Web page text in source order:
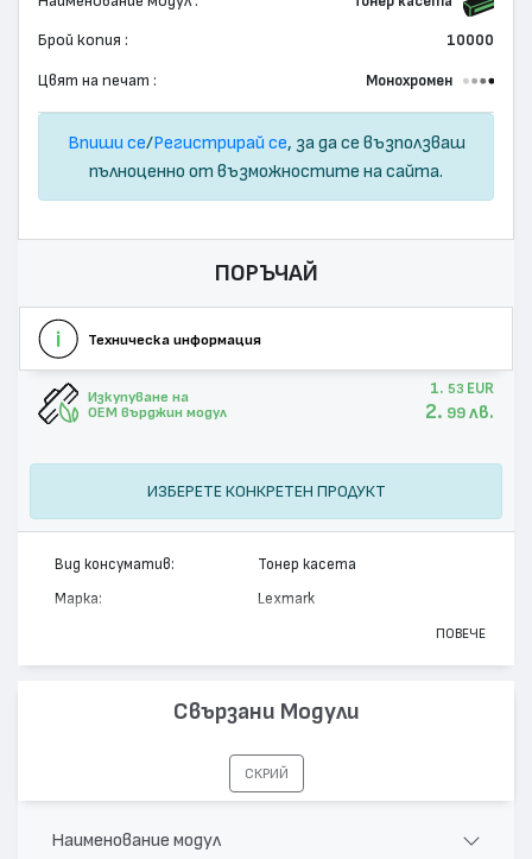
Брой копия : 10000
Цвят на печат : Монохромен
Впиши се/Регистрирай се, за да се възползваш
пълноценно от възможностите на сайта.
ПОРЪЧАЙ
Техническа информация
Изкупуване на
OEM върджин модул
1. 53 EUR
2. 99 лв.
ИЗБЕРЕТЕ КОНКРЕТЕН ПРОДУКТ
Вид консуматив: Тонер касета
Марка: Lexmark
Цвят: Монохромен
10000
ПОВЕЧЕ
Свързани Модули
СКРИЙ
Наименование модул